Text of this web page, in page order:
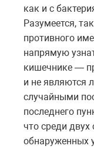
как и с
Разумеется,
противного
напрямую
кишечнике —
и не являются
случайными
последнего
что среди двух
обнаруженных